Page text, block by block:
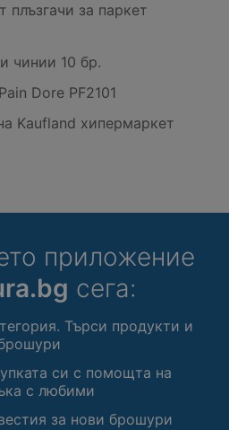
плъзгачи за паркет
чинии 10 бр.
Dore PF2101
Kaufland хипермаркет
приложение
сега:
Търси продукти и
си с помощта на
с любими
за нови брошури